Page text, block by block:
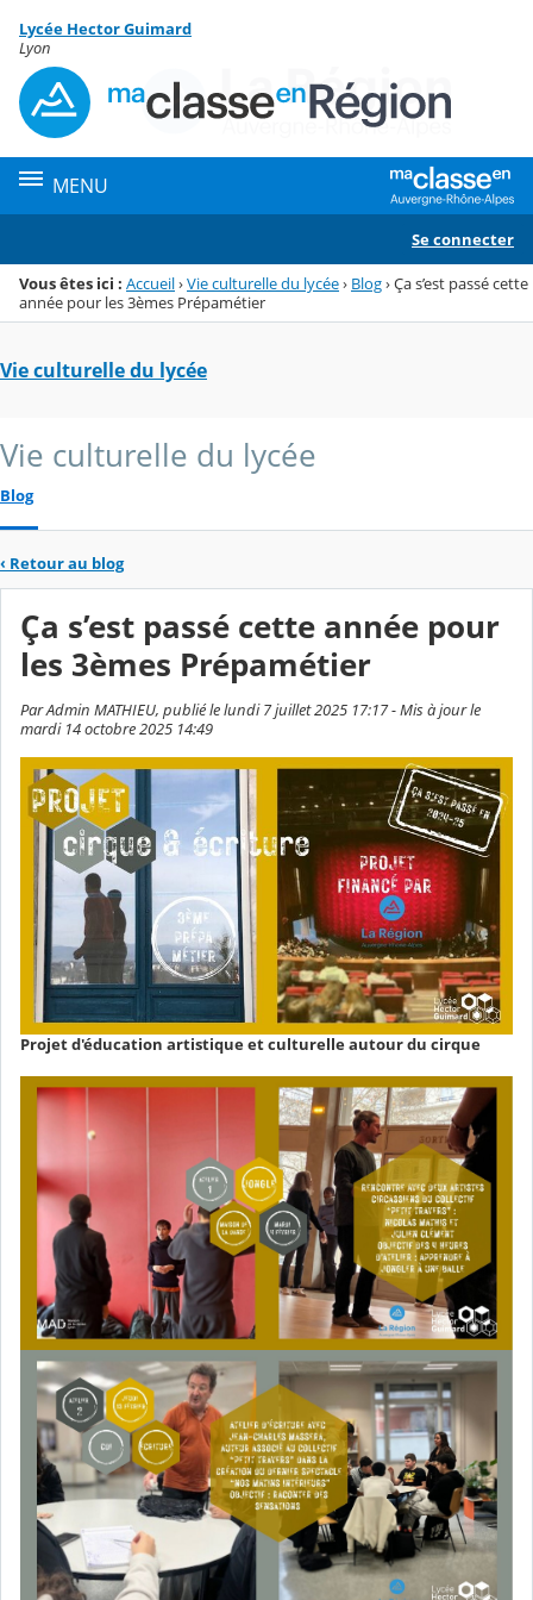
Menu de la rubrique
Contenu
Lycée Hector Guimard
Lyon
MENU
Se connecter
Vous êtes ici : Accueil›Vie culturelle du lycée› Blog›Ça s’est passé cette
année pour les 3èmes Prépamétier
Vie culturelle du lycée
Vie culturelle du lycée
Blog
‹ Retour au blog
Ça s’est passé cette année pour
les 3èmes Prépamétier
Par Admin MATHIEU, publié le lundi 7 juillet 2025 17:17 - Mis à jour le
mardi 14 octobre 2025 14:49
Projet d'éducation artistique et culturelle autour du cirque